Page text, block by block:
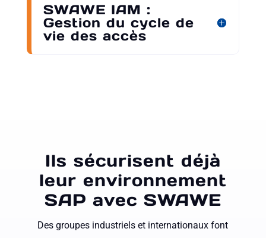
SWAWE IAM :
Gestion du cycle de
vie des accès
Ils sécurisent déjà
leur environnement
SAP avec SWAWE
Des groupes industriels et internationaux font